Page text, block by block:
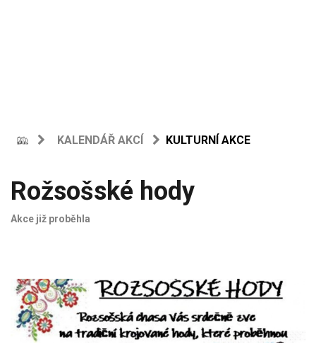
KALENDÁŘ AKCÍ KULTURNÍ AKCE
Rožsošské hody
Akce již proběhla